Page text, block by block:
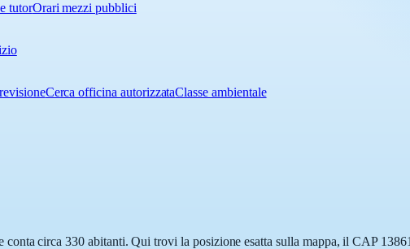
tutorOrari mezzi pubblici
Cerca officina autorizzataClasse ambientale
circa 330 abitanti. Qui trovi la posizione esatta sulla mappa, il CAP